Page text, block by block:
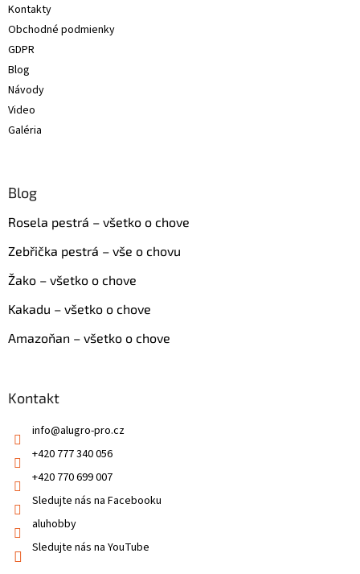
Kontakty
Obchodné podmienky
GDPR
Blog
Návody
Video
Galéria
Blog
Rosela pestrá – všetko o chove
Zebřička pestrá – vše o chovu
Žako – všetko o chove
Kakadu – všetko o chove
Amazoňan – všetko o chove
Kontakt
info@alugro-pro.cz
+420 777 340 056
+420 770 699 007
Sledujte nás na Facebooku
aluhobby
Sledujte nás na YouTube